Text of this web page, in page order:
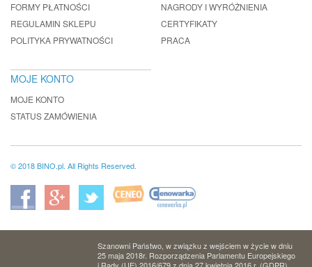
FORMY PŁATNOŚCI
REGULAMIN SKLEPU
POLITYKA PRYWATNOŚCI
NAGRODY I WYRÓŻNIENIA
CERTYFIKATY
PRACA
MOJE KONTO
MOJE KONTO
STATUS ZAMÓWIENIA
© 2018 BINO.pl. All Rights Reserved.
Szanowni Państwo, w związku z wejściem w życie w dniu
25 maja 2018r. Rozporządzenia Parlamentu Europejskiego
i Rady (UE) 2016/679 z dnia 27 kwietnia 2016 r. (GDPR)